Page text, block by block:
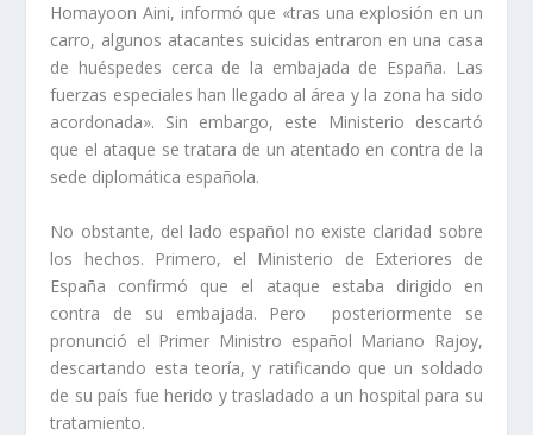
Homayoon Aini, informó que «tras una explosión en un
carro, algunos atacantes suicidas entraron en una casa
de huéspedes cerca de la embajada de España. Las
fuerzas especiales han llegado al área y la zona ha sido
acordonada». Sin embargo, este Ministerio descartó
que el ataque se tratara de un atentado en contra de la
sede diplomática española.
No obstante, del lado español no existe claridad sobre
los hechos. Primero, el Ministerio de Exteriores de
España confirmó que el ataque estaba dirigido en
contra de su embajada. Pero posteriormente se
pronunció el Primer Ministro español Mariano Rajoy,
descartando esta teoría, y ratificando que un soldado
de su país fue herido y trasladado a un hospital para su
tratamiento.